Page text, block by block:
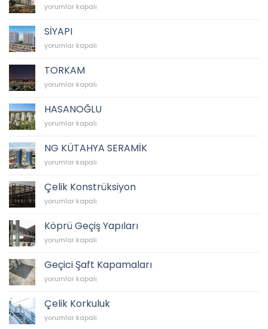
RÖNESANS
MEDİKAL
İNŞAAT
için
yorumlar kapalı
SİYAPI
SİYAPI
yorumlar kapalı
TORKAM
TORKAM
yorumlar kapalı
HASANOĞLU
HASANOĞLU
yorumlar kapalı
NG KÜTAHYA SERAMİK
NG
SERAMİK
için
yorumlar kapalı
Çelik Konstrüksiyon
Çelik
için
yorumlar kapalı
Köprü Geçiş Yapıları
Köprü
Yapıları
için
yorumlar kapalı
Geçici Şaft Kapamaları
Geçici
Kapamaları
için
yorumlar kapalı
Çelik Korkuluk
Çelik
yorumlar kapalı